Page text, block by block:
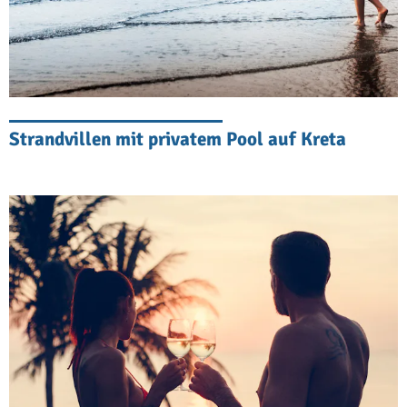
mitnehmen und Ihren Urlaub auf Kreta
genießen.
Die idealen Ferien für Haustiere und
ihre Menschen
sind wunderbar, das Essen ist erstaunlich
und die Kultur beeindruckend. Fügen Sie die
spektakuläre Landschaft und die endlosen
Küsten hinzu, und Sie haben das
lohnendste Urlaubsziel, das Sie sich jemals
vorstellen konnten.
Ihr Haustier wird sich willkommen fühlen, da
Strandvillen mit privatem Pool auf Kreta